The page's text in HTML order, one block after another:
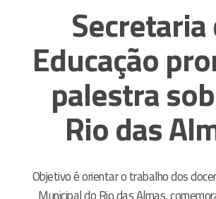
Secretaria
Educação
palestra
Rio das
Objetivo é orientar o trabalho dos